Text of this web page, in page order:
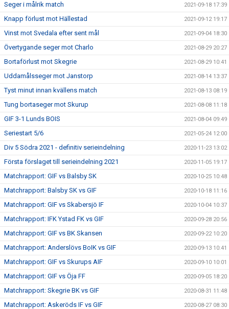
Seger i målrik match 2021-09-18 17:39
Knapp förlust mot Hällestad 2021-09-12 19:17
Vinst mot Svedala efter sent mål 2021-09-04 18:30
Övertygande seger mot Charlo 2021-08-29 20:27
Bortaförlust mot Skegrie 2021-08-29 10:41
Uddamålsseger mot Janstorp 2021-08-14 13:37
Tyst minut innan kvällens match 2021-08-13 08:19
Tung bortaseger mot Skurup 2021-08-08 11:18
GIF 3-1 Lunds BOIS 2021-08-04 09:49
Seriestart 5/6 2021-05-24 12:00
Div 5 Södra 2021 - definitiv serieindelning 2020-11-23 13:02
Första förslaget till serieindelning 2021 2020-11-05 19:17
Matchrapport: GIF vs Balsby SK 2020-10-25 10:48
Matchrapport: Balsby SK vs GIF 2020-10-18 11:16
Matchrapport: GIF vs Skabersjö IF 2020-10-04 10:37
Matchrapport: IFK Ystad FK vs GIF 2020-09-28 20:56
Matchrapport: GIF vs BK Skansen 2020-09-22 10:20
Matchrapport: Anderslövs BoIK vs GIF 2020-09-13 10:41
Matchrapport: GIF vs Skurups AIF 2020-09-10 10:01
Matchrapport: GIF vs Öja FF 2020-09-05 18:20
Matchrapport: Skegrie BK vs GIF 2020-08-31 11:48
Matchrapport: Askeröds IF vs GIF 2020-08-27 08:30